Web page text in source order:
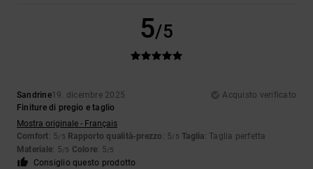
5/5
Sandrine19. dicembre 2025
Acquisto verificato
Finiture di pregio e taglio
Mostra originale - Français
Comfort: 5/5 Rapporto qualità-prezzo : 5/5 Taglia: Taglia perfetta
Materiale: 5/5 Colore: 5/5
Consiglio questo prodotto